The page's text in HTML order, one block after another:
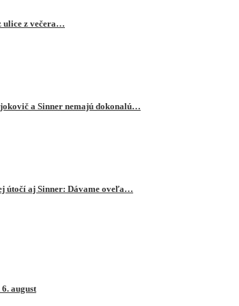
ulice z večera…
a Sinner nemajú dokonalú…
útočí aj Sinner: Dávame oveľa…
august